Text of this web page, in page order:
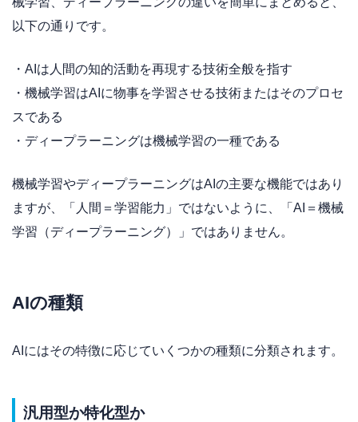
以下の通りです。
・AIは人間の知的活動を再現する技術全般を指す
・機械学習はAIに物事を学習させる技術またはそのプロセ
スである
・ディープラーニングは機械学習の一種である
機械学習やディープラーニングはAIの主要な機能ではあり
ますが、「人間＝学習能力」ではないように、「AI＝機械
学習（ディープラーニング）」ではありません。
AIの種類
AIにはその特徴に応じていくつかの種類に分類されます。
汎用型か特化型か